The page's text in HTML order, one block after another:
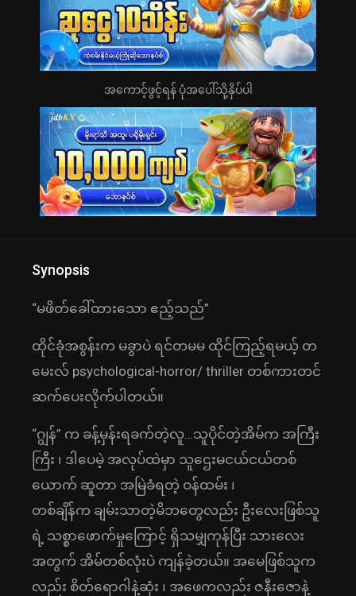
အကောင့်ဖွင့်ရန် ပုံအပေါ်သို့နှိပ်ပါ
Synopsis
“မဖိတ်ခေါ်ထားသော ဧည့်သည်”
ထိုင်ခုံအစွန်းက မခွာပဲ ရင်တမမ ထိုင်ကြည့်ရမယ့် တ
မေးလ် psychological-horror/ thriller တစ်ကားတင်
ဆက်ပေးလိုက်ပါတယ်။
“ဂျွန်” က ခန့်မှန်းရခက်တဲ့လူ…သူပိုင်တဲ့အိမ်က အကြီး
ကြီး ၊ ဒါပေမဲ့ အလုပ်ထဲမှာ သူဌေးမငယ်ငယ်တစ်
ယောက် ဆူတာ အမြဲခံရတဲ့ ဝန်ထမ်း ၊
တစ်ချိန်က ချမ်းသာတဲ့မိဘတွေလည်း ဦးလေးဖြစ်သူ
ရဲ့ သစ္စာဖောက်မှုကြောင့် ရှိသမျှကုန်ပြီး သားလေး
အတွက် အိမ်တစ်လုံးပဲ ကျန်ခဲ့တယ်။ အမေဖြစ်သူက
လည်း စိတ်ရောဂါနဲ့ဆုံး ၊ အဖေကလည်း ဇနီးဇောနဲ့